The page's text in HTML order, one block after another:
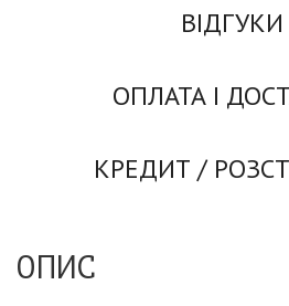
ВІДГУКИ
ОПЛАТА І
КРЕДИТ /
ОПИС